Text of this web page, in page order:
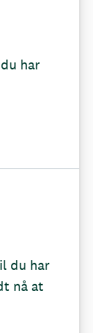
har
du har
nå at